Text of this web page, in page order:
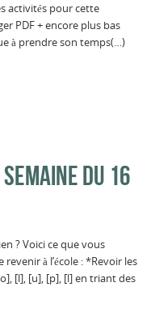
activités pour cette
PDF + encore plus bas
à prendre son temps(…)
SEMAINE DU 16
? Voici ce que vous
à l’école : *Revoir les
[l], [u], [p], [l] en triant des